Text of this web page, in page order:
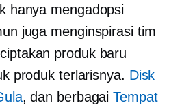
hanya mengadopsi
juga menginspirasi tim
produk baru
produk terlarisnya. Disk
, dan berbagaiTempat